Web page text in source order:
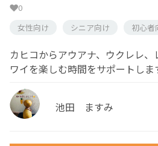
0
女性向け
シニア向け 初心者
カヒコからアウアナ、ウクレレ
ワイを楽しむ時間をサポートしま
池田 ますみ